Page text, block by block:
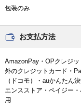
包装のみ
お支払方法
AmazonPay・OPクレジ
外のクレジットカード・
（ドコモ）・auかんたん
エンスストア・ペイジー
用